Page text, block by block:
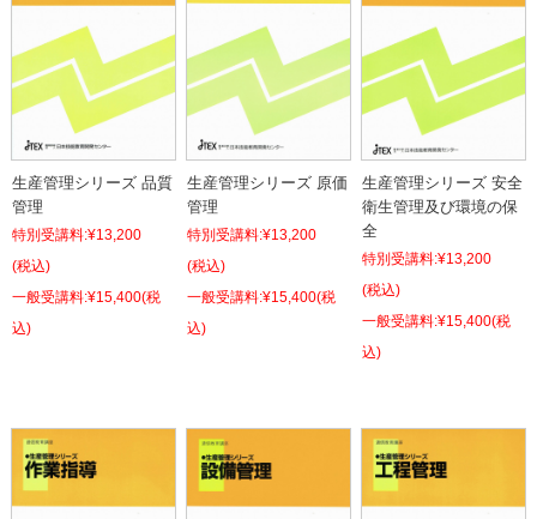
生産管理シリーズ 品質
管理
特別受講料:¥13,200
(税込)
¥15,400(税
込)
生産管理シリーズ 原価
管理
特別受講料:¥13,200
(税込)
¥15,400(税
込)
生産管理シリーズ 安全
衛生管理及び環境の保
全
特別受講料:¥13,200
(税込)
¥15,400(税
込)